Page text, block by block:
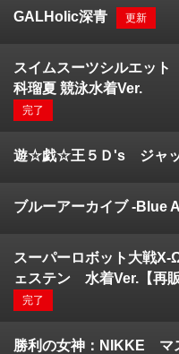
GALHolic深青 更新
スイムスーツシルエッ
科瑠夏 競泳水着Ver.
完了
遊☆戯☆王５Ｄ's ジャッ
ブルーアーカイブ -Blue
スーパーロボット大戦
ェステン 水着Ver.【再販
完了
勝利の女神：NIKKE マ